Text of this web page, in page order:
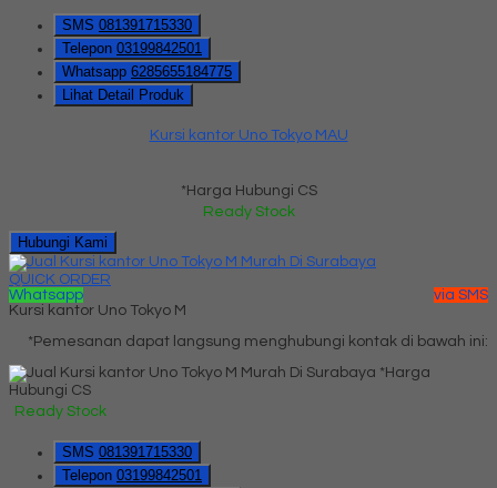
SMS 081391715330
Telepon 03199842501
Whatsapp 6285655184775
Lihat Detail Produk
Kursi kantor Uno Tokyo MAU
*Harga Hubungi CS
Ready Stock
Hubungi Kami
QUICK ORDER
Whatsapp
via SMS
Kursi kantor Uno Tokyo M
*Pemesanan dapat langsung menghubungi kontak di bawah ini:
*Harga
Hubungi CS
Ready Stock
SMS 081391715330
Telepon 03199842501